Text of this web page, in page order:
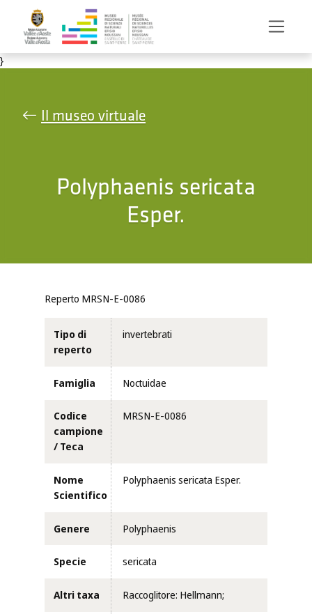
Salta al contenuto principale
}
Il museo virtuale
Polyphaenis sericata
Esper.
Reperto MRSN-E-0086
Tipo di
reperto
invertebrati
Famiglia Noctuidae
Codice
campione
/ Teca
MRSN-E-0086
Nome
Scientifico
Polyphaenis sericata Esper.
Genere Polyphaenis
Specie sericata
Altri taxa Raccoglitore: Hellmann;